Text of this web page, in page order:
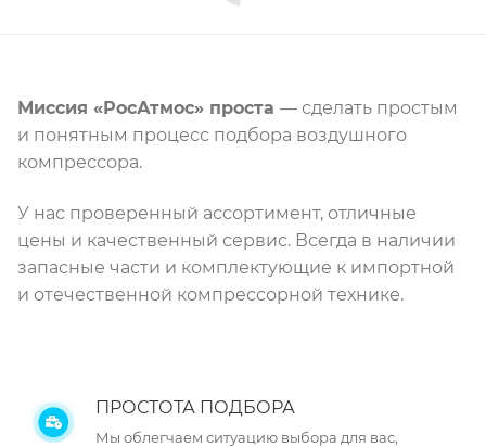
Миссия «РосАтмос» проста — сделать простым
и понятным процесс подбора воздушного
компрессора.
У нас проверенный ассортимент, отличные
цены и качественный сервис. Всегда в наличии
запасные части и комплектующие к импортной
и отечественной компрессорной технике.
ПРОСТОТА ПОДБОРА
Мы облегчаем ситуацию выбора для вас,